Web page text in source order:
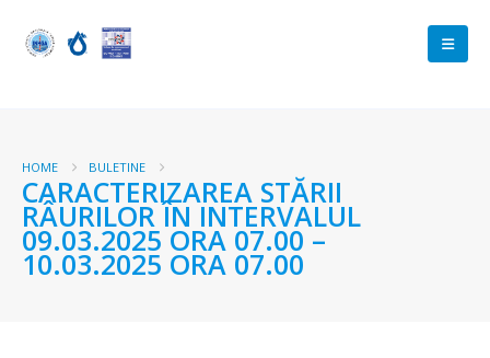
HOME BULETINE
CARACTERIZAREA STĂRII
RÂURILOR ÎN INTERVALUL
09.03.2025 ORA 07.00 –
10.03.2025 ORA 07.00